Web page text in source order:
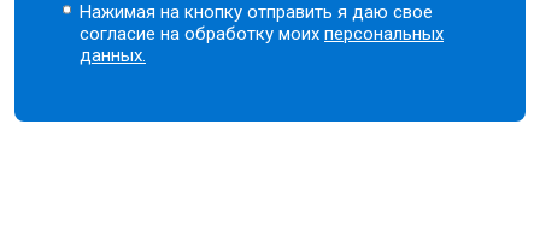
Нажимая на кнопку отправить я даю свое
согласие на обработку моихперсональных
данных.